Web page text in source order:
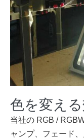
色を変え
当社の RGB /
ャンプ、フェード